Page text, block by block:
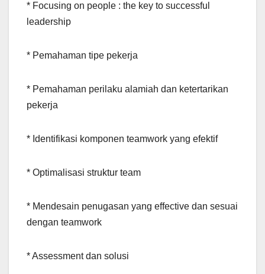
* Focusing on people : the key to successful
leadership
* Pemahaman tipe pekerja
* Pemahaman perilaku alamiah dan ketertarikan
pekerja
* Identifikasi komponen teamwork yang efektif
* Optimalisasi struktur team
* Mendesain penugasan yang effective dan sesuai
dengan teamwork
* Assessment dan solusi